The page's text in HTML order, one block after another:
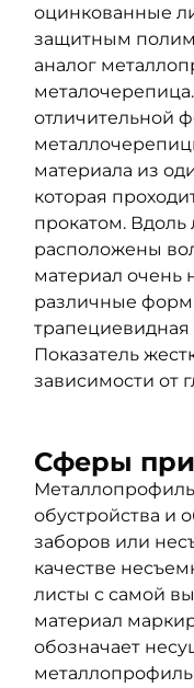
оцинкованные
защитным
аналог
отличительной
материала из
которая
прокатом.
расположены
материал очень
различные
Показатель
зависимости от
Сферы
обустройства и
заборов или
качестве
листы с самой
материал
обозначает